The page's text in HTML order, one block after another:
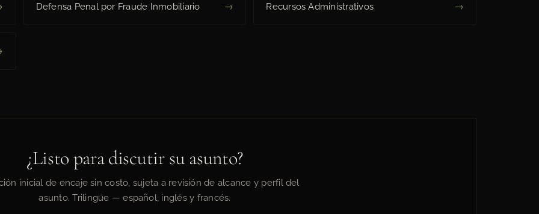
Defensa Penal por Fraude Inmobiliario → Recursos Administrativos →
¿Listo para discutir su asunto?
inicial de encaje sin costo, sujeta a revisión de alcance y perfil del
asunto. Trilingüe — español, inglés y francés.